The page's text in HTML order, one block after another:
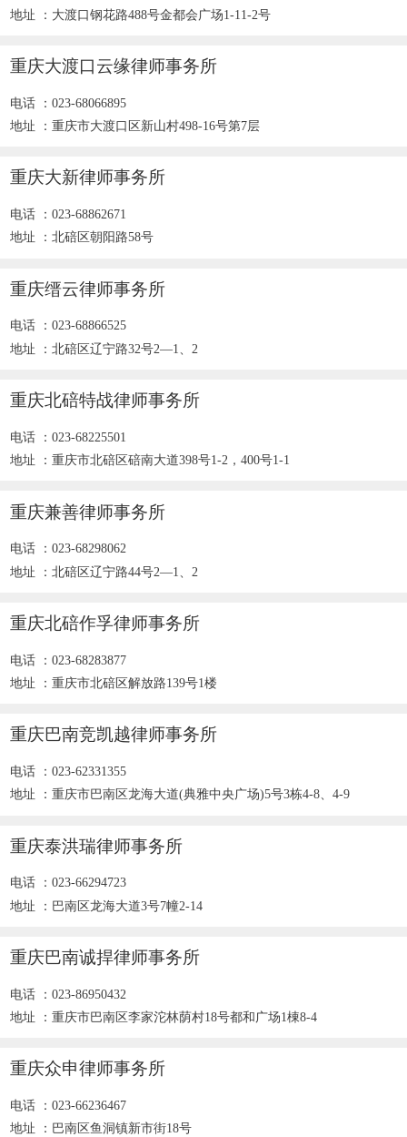
地址 ：大渡口钢花路488号金都会广场1-11-2号
重庆大渡口云缘律师事务所
电话 ：023-68066895
地址 ：重庆市大渡口区新山村498-16号第7层
重庆大新律师事务所
电话 ：023-68862671
地址 ：北碚区朝阳路58号
重庆缙云律师事务所
电话 ：023-68866525
地址 ：北碚区辽宁路32号2—1、2
重庆北碚特战律师事务所
电话 ：023-68225501
地址 ：重庆市北碚区碚南大道398号1-2，400号1-1
重庆兼善律师事务所
电话 ：023-68298062
地址 ：北碚区辽宁路44号2—1、2
重庆北碚作孚律师事务所
电话 ：023-68283877
地址 ：重庆市北碚区解放路139号1楼
重庆巴南竞凯越律师事务所
电话 ：023-62331355
地址 ：重庆市巴南区龙海大道(典雅中央广场)5号3栋4-8、4-9
重庆泰洪瑞律师事务所
电话 ：023-66294723
地址 ：巴南区龙海大道3号7幢2-14
重庆巴南诚捍律师事务所
电话 ：023-86950432
地址 ：重庆市巴南区李家沱林荫村18号都和广场1棟8-4
重庆众申律师事务所
电话 ：023-66236467
地址 ：巴南区鱼洞镇新市街18号